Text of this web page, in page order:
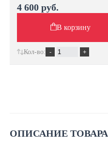
ОПИСАНИЕ ТОВАРА
4 600 руб.
В корзину
Кол-во: